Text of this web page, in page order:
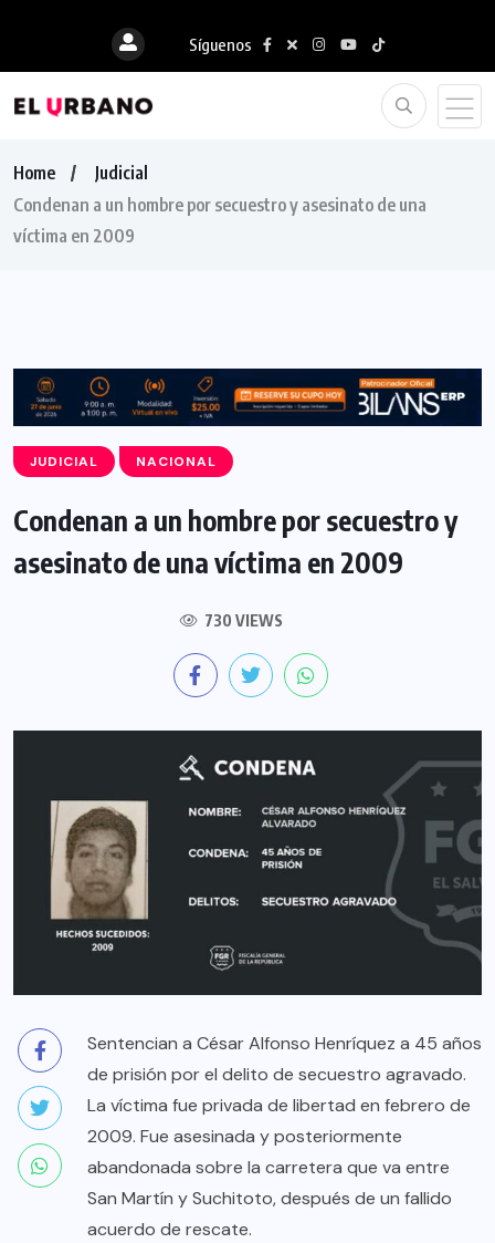
Síguenos
Home
Judicial
Condenan a un hombre por secuestro y asesinato de una
víctima en 2009
JUDICIAL NACIONAL
Condenan a un hombre por secuestro y
asesinato de una víctima en 2009
730 VIEWS
Sentencian a César Alfonso Henríquez a 45 años
de prisión por el delito de secuestro agravado.
La víctima fue privada de libertad en febrero de
2009. Fue asesinada y posteriormente
abandonada sobre la carretera que va entre
San Martín y Suchitoto, después de un fallido
acuerdo de rescate.